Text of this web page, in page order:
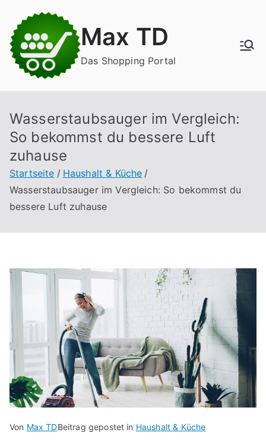
Inhalt
springen
Max TD
Das Shopping Portal
Wasserstaubsauger im Vergleich:
So bekommst du bessere Luft
zuhause
Startseite
Haushalt & Küche
Wasserstaubsauger im Vergleich: So bekommst du
bessere Luft zuhause
Von Max TDBeitrag gepostet in Haushalt & Küche